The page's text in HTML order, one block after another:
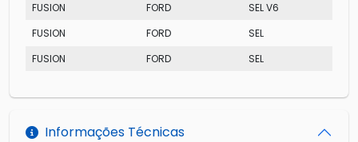
FUSION FORD
SEL V6
FUSION
FORD
SEL
FUSION
FORD SEL
Informações Técnicas